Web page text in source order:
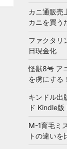
カニ通販売
カニを買う
ファクタリ
日現金化
怪獣8号 ア
を虜にする
キンドル出
ド Kindle
M-1育毛ミ
トの違いを